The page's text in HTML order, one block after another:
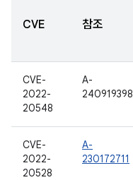
CVE 참조
CVE-
2022-
20548
A-
240919398
CVE-
2022-
20528
A-
230172711